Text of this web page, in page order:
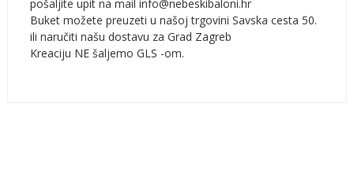
pošaljite upit na mail info@nebeskibaloni.hr
Buket možete preuzeti u našoj trgovini Savska cesta 50.
ili naručiti našu dostavu za Grad Zagreb
Kreaciju NE šaljemo GLS -om.